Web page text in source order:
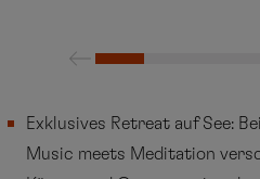
Exklusives Retreat auf See:
Music meets Meditation